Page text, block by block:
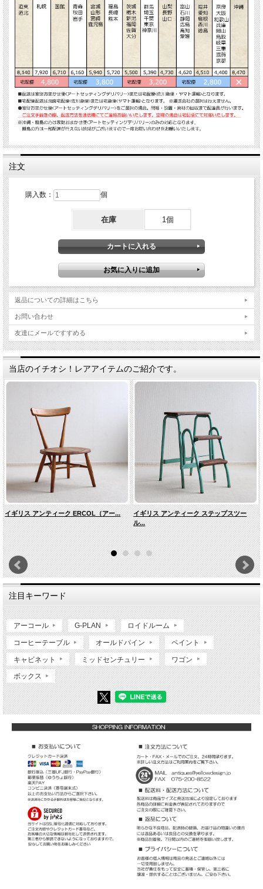
注文
購入数： 個
在庫 1個
返品についての詳細はこちら
お問い合わせ
友達にメールですすめる
当店のイチオシ！レアアイテムのご紹介です。
イギリス アンティーク ERCOL（アー...
イギリス アンティーク ステップスツー
ル...
注目キーワード
アーコール G-PLAN ロイドルーム
コーヒーテーブル オールドパイン ペイント
キャビネット ミッドセンチュリー ワゴン
ボックス